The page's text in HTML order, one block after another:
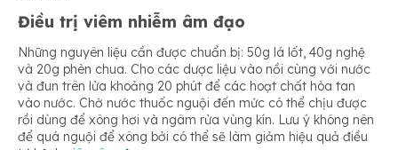
Điều trị viêm nhiễm âm đạo
Những nguyên liệu cần được chuẩn bị: 50g lá lốt, 40g nghệ
và 20g phèn chua. Cho các dược liệu vào nồi cùng với nước
và đun trên lửa khoảng 20 phút để các hoạt chất hòa tan
vào nước. Chờ nước thuốc nguội đến mức có thể chịu được
rồi dùng để xông hơi và ngâm rửa vùng kín. Lưu ý không nên
để quá nguội để xông bởi có thể sẽ làm giảm hiệu quả điều